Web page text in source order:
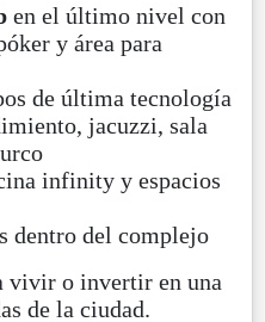
en el último nivel con
y área para
de última tecnología
jacuzzi, sala
infinity y espacios
dentro del complejo
vivir o invertir en una
de la ciudad.